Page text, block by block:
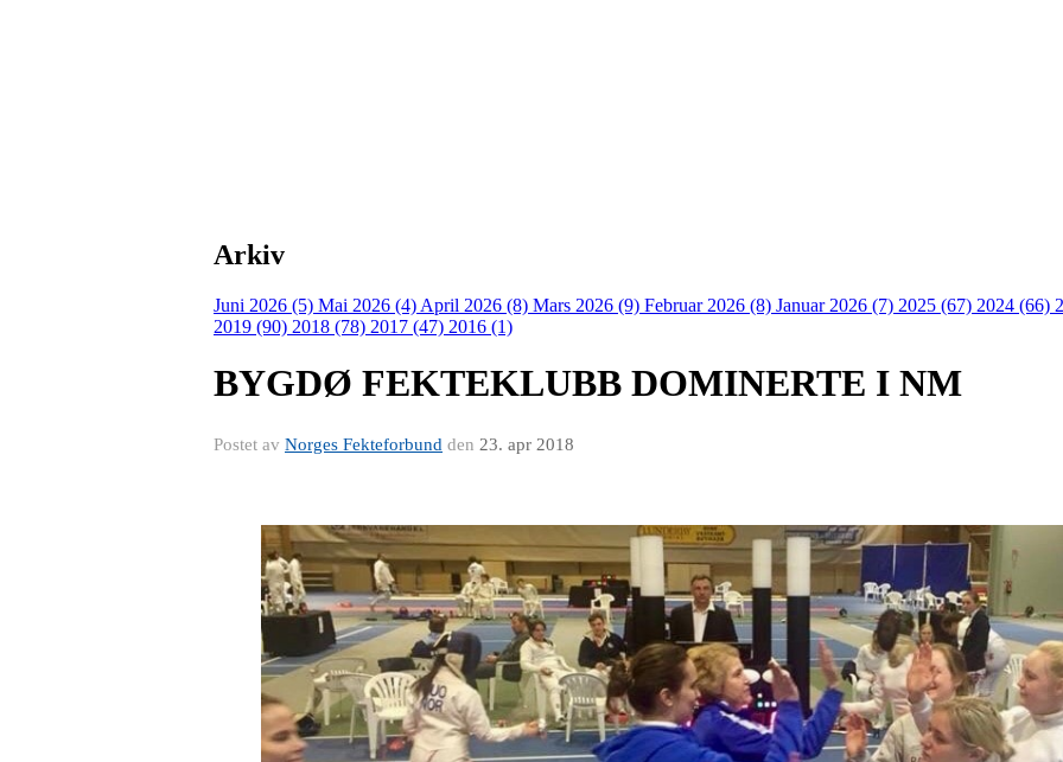
Arkiv
Juni 2026 (5) Mai 2026 (4) April 2026 (8) Mars 2026 (9) Februar 2026 (8) Januar 2026 (7) 2025 (67) 2024 (66)
2019 (90) 2018 (78) 2017 (47) 2016 (1)
BYGDØ FEKTEKLUBB DOMINERTE I NM
Postet av Norges Fekteforbund den 23. apr 2018